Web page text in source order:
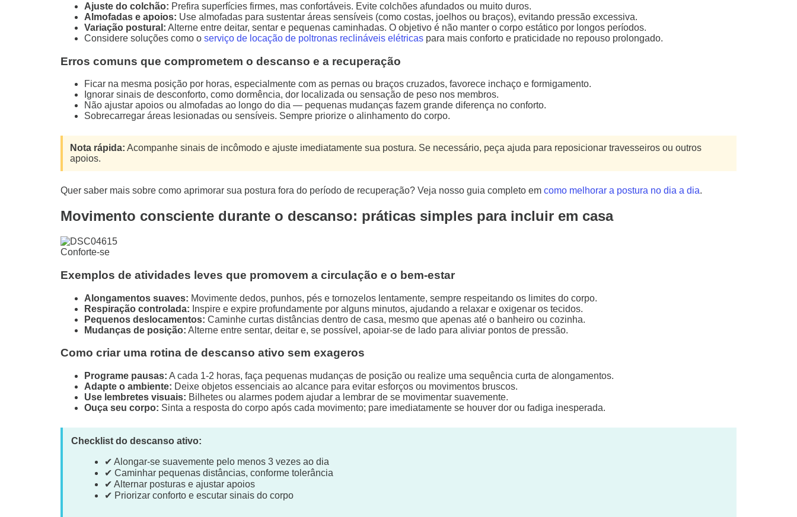
Ajuste do colchão: Prefira superfícies firmes, mas confortáveis. Evite colchões afundados ou muito duros.
Almofadas e apoios: Use almofadas para sustentar áreas sensíveis (como costas, joelhos ou braços), evitando pressão excessiva.
Variação postural: Alterne entre deitar, sentar e pequenas caminhadas. O objetivo é não manter o corpo estático por longos períodos.
Considere soluções como o serviço de locação de poltronas reclináveis elétricas para mais conforto e praticidade no repouso prolongado.
Erros comuns que comprometem o descanso e a recuperação
Ficar na mesma posição por horas, especialmente com as pernas ou braços cruzados, favorece inchaço e formigamento.
Ignorar sinais de desconforto, como dormência, dor localizada ou sensação de peso nos membros.
Não ajustar apoios ou almofadas ao longo do dia — pequenas mudanças fazem grande diferença no conforto.
Sobrecarregar áreas lesionadas ou sensíveis. Sempre priorize o alinhamento do corpo.
Nota rápida: Acompanhe sinais de incômodo e ajuste imediatamente sua postura. Se necessário, peça ajuda para reposicionar travesseiros ou outros
apoios.
Quer saber mais sobre como aprimorar sua postura fora do período de recuperação? Veja nosso guia completo em como melhorar a postura no dia a dia.
Movimento consciente durante o descanso: práticas simples para incluir em casa
Conforte-se
Exemplos de atividades leves que promovem a circulação e o bem-estar
Alongamentos suaves: Movimente dedos, punhos, pés e tornozelos lentamente, sempre respeitando os limites do corpo.
Respiração controlada: Inspire e expire profundamente por alguns minutos, ajudando a relaxar e oxigenar os tecidos.
Pequenos deslocamentos: Caminhe curtas distâncias dentro de casa, mesmo que apenas até o banheiro ou cozinha.
Mudanças de posição: Alterne entre sentar, deitar e, se possível, apoiar-se de lado para aliviar pontos de pressão.
Como criar uma rotina de descanso ativo sem exageros
Programe pausas: A cada 1-2 horas, faça pequenas mudanças de posição ou realize uma sequência curta de alongamentos.
Adapte o ambiente: Deixe objetos essenciais ao alcance para evitar esforços ou movimentos bruscos.
Use lembretes visuais: Bilhetes ou alarmes podem ajudar a lembrar de se movimentar suavemente.
Ouça seu corpo: Sinta a resposta do corpo após cada movimento; pare imediatamente se houver dor ou fadiga inesperada.
Checklist do descanso ativo:
✔ Alongar-se suavemente pelo menos 3 vezes ao dia
✔ Caminhar pequenas distâncias, conforme tolerância
✔ Alternar posturas e ajustar apoios
✔ Priorizar conforto e escutar sinais do corpo